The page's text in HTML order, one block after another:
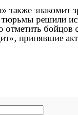
также знакомит
решили
бойцов
принявшие